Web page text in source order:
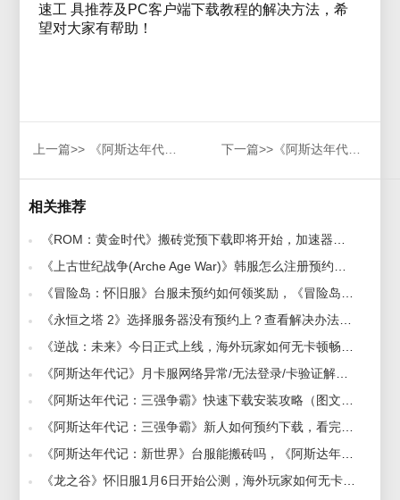
速工 具推荐及PC客户端下载教程的解决方法，希
望对大家有帮助！
上一篇>> 《阿斯达年代记：三强争霸》快速下载安装攻略（图文详解） 下一篇>>《阿斯达年代记：新世界》台服能搬砖吗，《阿斯达年代记：新世界》多开搬砖加速器推荐
相关推荐
《ROM：黄金时代》搬砖党预下载即将开始，加速器必看分享 2025-08-11
《上古世纪战争(Arche Age War)》韩服怎么注册预约，赛博加速器抢先支持提前预订 2023-01-11
《冒险岛：怀旧服》台服未预约如何领奖励，《冒险岛：怀旧服》台服加速器推荐 2026-07-30
《永恒之塔 2》选择服务器没有预约上？查看解决办法及账号注册教程 2025-10-17
《逆战：未来》今日正式上线，海外玩家如何无卡顿畅玩国服？用什么加速器好 2026-01-13
《阿斯达年代记》月卡服网络异常/无法登录/卡验证解决方法 2026-07-14
《阿斯达年代记：三强争霸》快速下载安装攻略（图文详解） 2024-04-23
《阿斯达年代记：三强争霸》新人如何预约下载，看完就明白 2024-04-11
《阿斯达年代记：新世界》台服能搬砖吗，《阿斯达年代记：新世界》多开搬砖加速器推荐 2026-07-13
《龙之谷》怀旧服1月6日开始公测，海外玩家如何无卡顿畅玩？好用稳定加速器推荐 2026-01-06